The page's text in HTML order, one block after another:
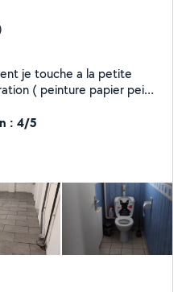
je touche a la petite
( peinture papier peint
: 4/5